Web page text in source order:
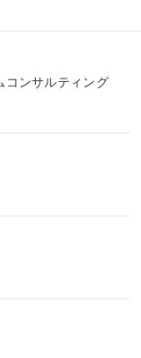
ンサルティング